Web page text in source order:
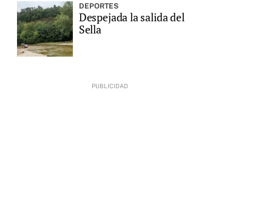
DEPORTES
Despejada la salida del
Sella